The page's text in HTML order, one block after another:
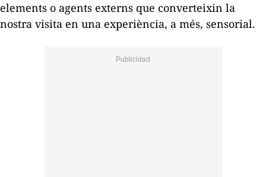
elements o agents externs que converteixin la
nostra visita en una experiència, a més, sensorial.